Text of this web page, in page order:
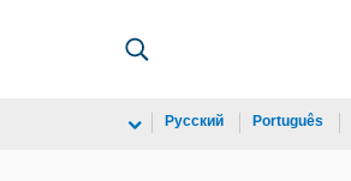
Português
Русский